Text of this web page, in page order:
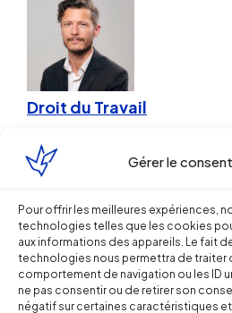
Gérer le
Pour offrir les meilleures expériences,
technologies telles que les cookies
aux informations des appareils. Le fait
technologies nous permettra de traiter
comportement de navigation ou les ID
ne pas consentir ou de retirer son
négatif sur certaines caractéristiques
Droit du Travail
Travail dissimulé :
prévenir que subir !
Sébastien MILLET
1 novembre 2013